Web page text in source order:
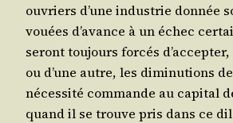
ouvriers d’une indus­trie don­née
vouées d’a­vance à un échec
seront tou­jours for­cés d’ac­cep­ter,
ou d’une autre, les dimi­nu­tions
néces­si­té com­mande au capi­tal
quand il se trouve pris dans ce